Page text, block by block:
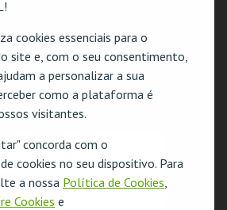
cookies essenciais para o
site e, com o seu consentimento,
a personalizar a sua
como a plataforma é
visitantes.
concorda com o
cookies no seu dispositivo. Para
a nossa Política de Cookies,
Cookies e
CAUSAS | THE LAST
PICTURE SHOW
CINEMATECA
MAIS INFO
COMPRAR
não está disponível
OK